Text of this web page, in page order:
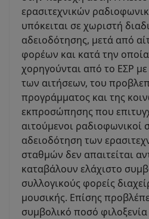
ερασιτεχνικών
υπόκειται σε χωριστή
αδειοδότησης, μετά από
φορέων και κατά την οποία
χορηγούνται από το ΕΣΡ
των αιτήσεων, του
προγράμματος και της
εκπροσώπησης που
αιτούμενοι ραδιοφωνικοί
αδειοδότηση των
σταθμών δεν απαιτείται
καταβάλουν ελάχιστο
συλλογικούς φορείς
μουσικής. Επίσης
συμβολικό ποσό